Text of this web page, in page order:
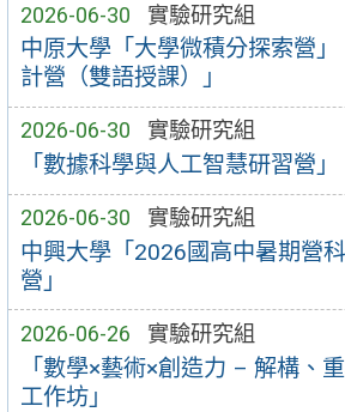
2026-06-30 實驗研究組
中原大學「大學微積分探索營
計營（雙語授課）」
2026-06-30 實驗研究組
「數據科學與人工智慧研習營」
2026-06-30 實驗研究組
中興大學「2026國高中暑期營
營」
2026-06-26 實驗研究組
「數學×藝術×創造力 – 解構、
工作坊」